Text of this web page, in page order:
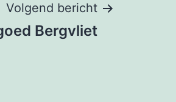
Volgend bericht
Bergvliet